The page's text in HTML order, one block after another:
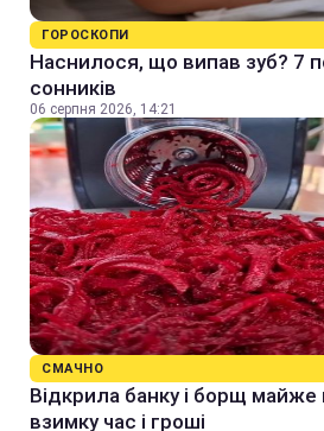
ГОРОСКОПИ
Наснилося, що випав зуб? 7
сонників
06 серпня 2026, 14:21
СМАЧНО
Відкрила банку і борщ
взимку час і гроші